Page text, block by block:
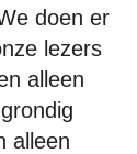
doen er
lezers
alleen
alleen